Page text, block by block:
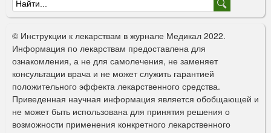
Ф
о
р
м
а
п
о
© Инструкции к лекарствам в журнале Медикал 2022.
Информация по лекарствам предоставлена для
ознакомления, а не для самолечения, не заменяет
консультации врача и не может служить гарантией
положительного эффекта лекарственного средства.
Приведенная научная информация является обобщающей и
не может быть использована для принятия решения о
возможности применения конкретного лекарственного